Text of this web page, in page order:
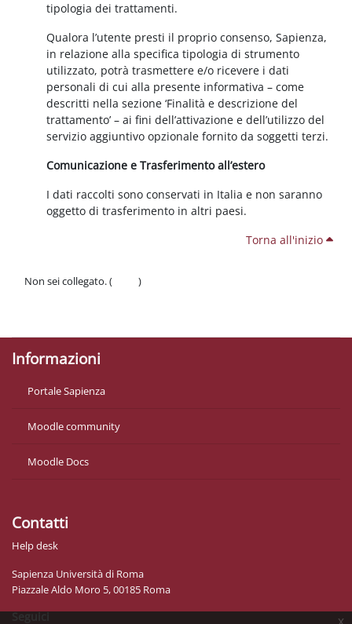
x
tipologia dei trattamenti.
Qualora l’utente presti il proprio consenso, Sapienza,
in relazione alla specifica tipologia di strumento
utilizzato, potrà trasmettere e/o ricevere i dati
personali di cui alla presente informativa – come
descritti nella sezione ‘Finalità e descrizione del
trattamento’ – ai fini dell’attivazione e dell’utilizzo del
servizio aggiuntivo opzionale fornito da soggetti terzi.
Comunicazione e Trasferimento all’estero
I dati raccolti sono conservati in Italia e non saranno
oggetto di trasferimento in altri paesi.
Torna all'inizio
Non sei collegato. (
)
Informazioni
Portale Sapienza
Moodle community
Moodle Docs
Contatti
Help desk
Sapienza Università di Roma
Piazzale Aldo Moro 5, 00185 Roma
Seguici